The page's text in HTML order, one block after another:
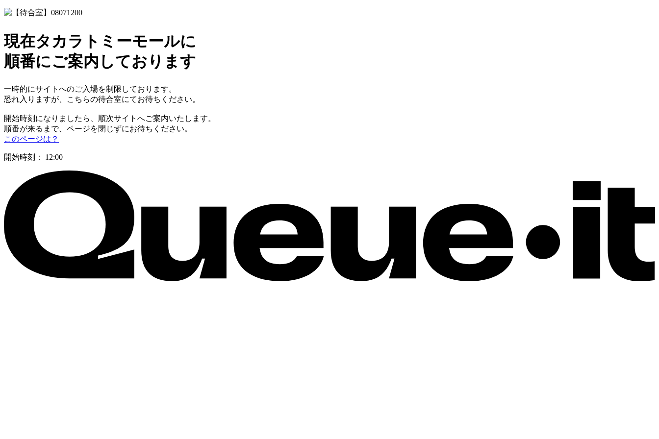
現在タカラトミーモールに
順番にご案内しております
一時的にサイトへのご入場を制限しております。
恐れ入りますが、こちらの待合室にてお待ちください。
開始時刻になりましたら、順次サイトへご案内いたします。
順番が来るまで、ページを閉じずにお待ちください。
このページは？
開始時刻： 12:00